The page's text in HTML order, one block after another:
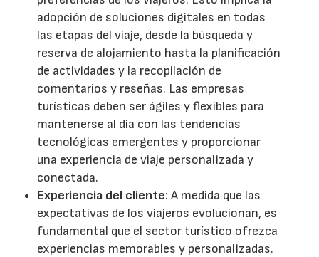
adopción de soluciones digitales en todas
las etapas del viaje, desde la búsqueda y
reserva de alojamiento hasta la planificación
de actividades y la recopilación de
comentarios y reseñas. Las empresas
turísticas deben ser ágiles y flexibles para
mantenerse al día con las tendencias
tecnológicas emergentes y proporcionar
una experiencia de viaje personalizada y
conectada.
Experiencia del cliente: A medida que las
expectativas de los viajeros evolucionan, es
fundamental que el sector turístico ofrezca
experiencias memorables y personalizadas.